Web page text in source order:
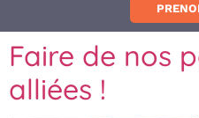
Faire de nos
alliées !